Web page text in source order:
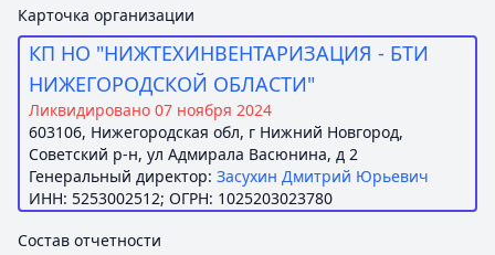
Карточка организации
КП НО "НИЖТЕХИНВЕНТАРИЗАЦИЯ - БТИ
НИЖЕГОРОДСКОЙ ОБЛАСТИ"
Ликвидировано 07 ноября 2024
603106, Нижегородская обл, г Нижний Новгород,
Советский р-н, ул Адмирала Васюнина, д 2
Генеральный директор: Засухин Дмитрий Юрьевич
ИНН: 5253002512; ОГРН: 1025203023780
Состав отчетности